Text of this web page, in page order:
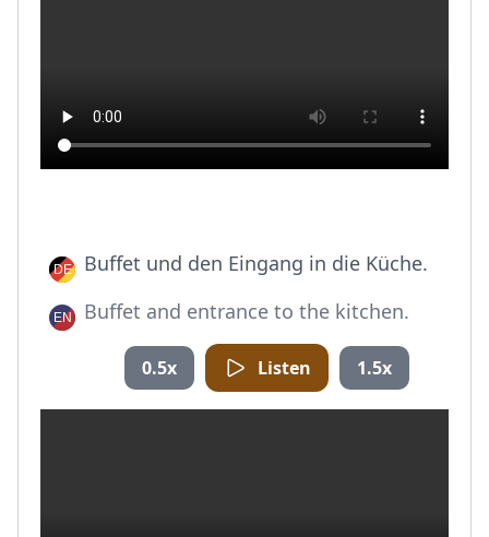
Buffet und den Eingang in die Küche.
Buffet and entrance to the kitchen.
0.5x Listen 1.5x